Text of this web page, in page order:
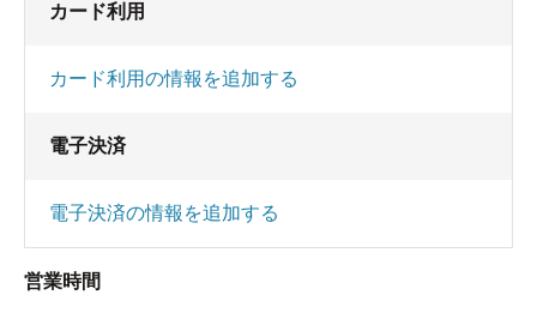
カード利用
カード利用の情報を追加する
電子決済
電子決済の情報を追加する
営業時間